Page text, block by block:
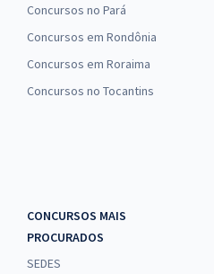
Concursos no Pará
Concursos em Rondônia
Concursos em Roraima
Concursos no Tocantins
CONCURSOS MAIS
PROCURADOS
SEDES